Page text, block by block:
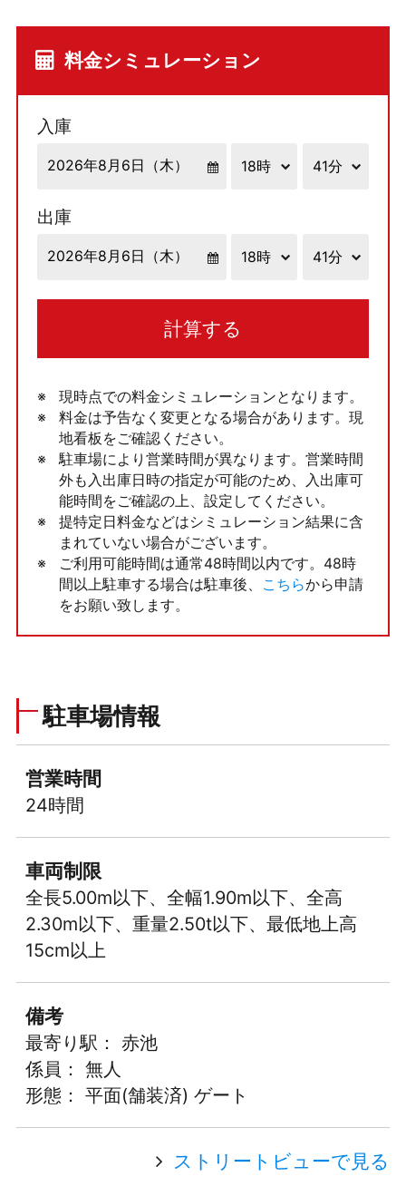
料金シミュレーション
入庫
出庫
計算する
現時点での料金シミュレーションとなります。
料金は予告なく変更となる場合があります。現
地看板をご確認ください。
駐車場により営業時間が異なります。営業時間
外も入出庫日時の指定が可能のため、入出庫可
能時間をご確認の上、設定してください。
提特定日料金などはシミュレーション結果に含
まれていない場合がございます。
ご利用可能時間は通常48時間以内です。48時
間以上駐車する場合は駐車後、
こちらから申請
をお願い致します。
駐車場情報
営業時間
24時間
車両制限
全長5.00m以下、全幅1.90m以下、全高
2.30m以下、重量2.50t以下、最低地上高
15cm以上
備考
最寄り駅： 赤池
係員： 無人
形態： 平面(舗装済) ゲート
ストリートビューで見る